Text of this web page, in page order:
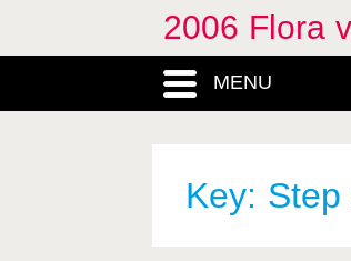
2006 Flora
MENU
Key:
Stap 2901. 1444
Stap 2903. 1446